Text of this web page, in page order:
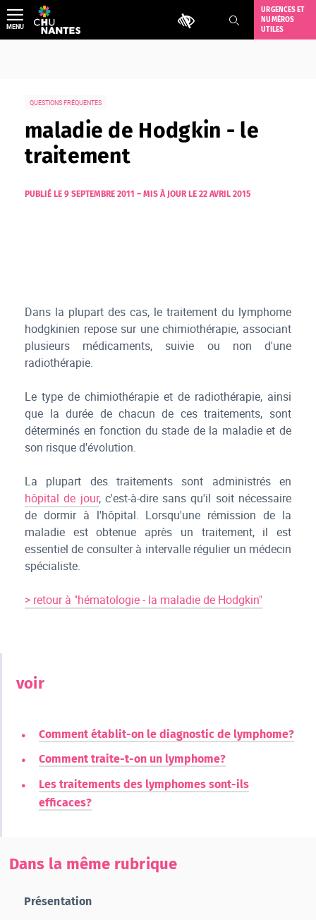
Aller
au
contenu
Outils d'accessibilité
URGENCES ET
NUMÉROS
UTILES
MENU
QUESTIONS FRÉQUENTES
maladie de Hodgkin - le
traitement
PUBLIÉ LE 9 SEPTEMBRE 2011 – MIS À JOUR LE 22 AVRIL 2015
Dans la plupart des cas, le traitement du lymphome
hodgkinien repose sur une chimiothérapie, associant
plusieurs médicaments, suivie ou non d'une
radiothérapie.
Le type de chimiothérapie et de radiothérapie, ainsi
que la durée de chacun de ces traitements, sont
déterminés en fonction du stade de la maladie et de
son risque d'évolution.
La plupart des traitements sont administrés en
hôpital de jour, c'est-à-dire sans qu'il soit nécessaire
de dormir à l'hôpital. Lorsqu'une rémission de la
maladie est obtenue après un traitement, il est
essentiel de consulter à intervalle régulier un médecin
spécialiste.
> retour à "hématologie - la maladie de Hodgkin"
voir
Comment établit-on le diagnostic de lymphome?
Comment traite-t-on un lymphome?
Les traitements des lymphomes sont-ils
efficaces?
Dans la même rubrique
Présentation